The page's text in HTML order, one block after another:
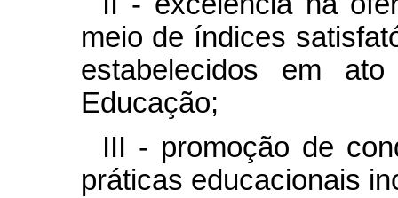
meio de índices
estabelecidos em
Educação;
III - promoção de
práticas educacionais